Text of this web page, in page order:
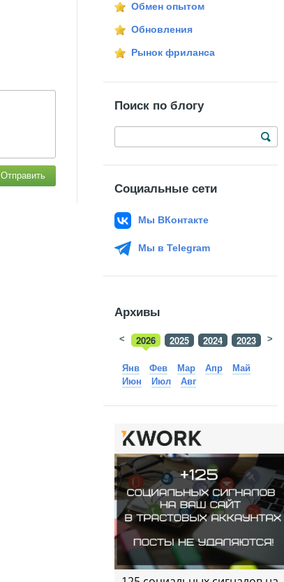
Отправить
Обмен опытом
Обновления
Рынок фриланса
Поиск по блогу
Социальные сети
Мы ВКонтакте
Мы в Telegram
Архивы
2026 2025 2024 2023 2022
< >
Янв Фев Мар Апр
Май
Июн
Июл Авг